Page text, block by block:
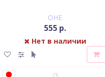
жесткости,желтая)
OHE
555 р.
Нет в наличии